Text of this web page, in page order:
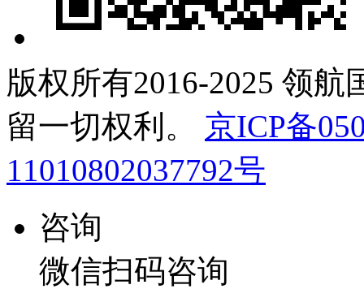
版权所有2016-2025 领航
留一切权利。
京ICP备
11010802037792号
咨询
微信扫码咨询